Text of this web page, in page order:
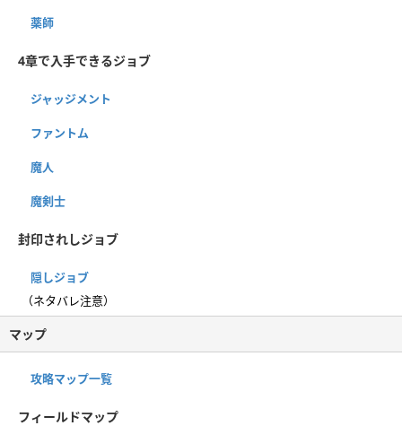
薬師
4章で入手できるジョブ
ジャッジメント
ファントム
魔人
魔剣士
封印されしジョブ
隠しジョブ
（ネタバレ注意）
マップ
攻略マップ一覧
フィールドマップ